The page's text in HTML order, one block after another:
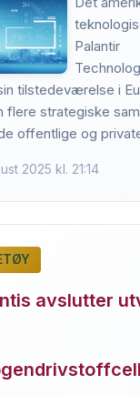
Palantir
tilstedeværelse i
flere strategiske
offentlige og
2025 kl. 21:14
avslutter